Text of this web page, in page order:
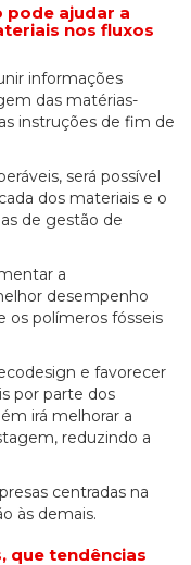
ajudar a
nos fluxos
informações
das matérias-
instruções de fim de
será possível
dos materiais e o
de gestão de
a
desempenho
os polímeros fósseis
e favorecer
por parte dos
irá melhorar a
reduzindo a
centradas na
às demais.
que tendências